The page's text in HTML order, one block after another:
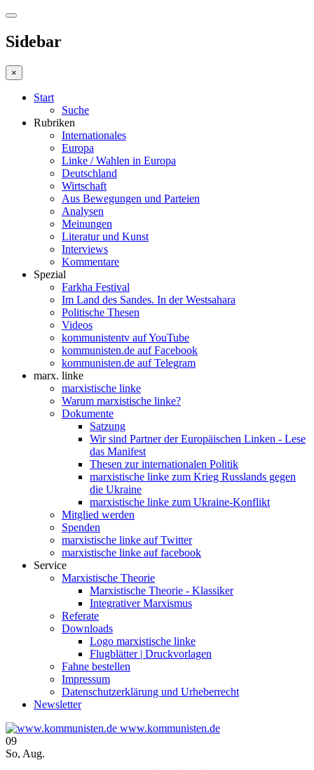
Sidebar
×
Start
Suche
Rubriken
Internationales
Europa
Linke / Wahlen in Europa
Deutschland
Wirtschaft
Aus Bewegungen und Parteien
Analysen
Meinungen
Literatur und Kunst
Interviews
Kommentare
Spezial
Farkha Festival
Im Land des Sandes. In der Westsahara
Politische Thesen
Videos
kommunistentv auf YouTube
kommunisten.de auf Facebook
kommunisten.de auf Telegram
marx. linke
marxistische linke
Warum marxistische linke?
Dokumente
Satzung
Wir sind Partner der Europäischen Linken - Lese
das Manifest
Thesen zur internationalen Politik
marxistische linke zum Krieg Russlands gegen
die Ukraine
marxistische linke zum Ukraine-Konflikt
Mitglied werden
Spenden
marxistische linke auf Twitter
marxistische linke auf facebook
Service
Marxistische Theorie
Marxistische Theorie - Klassiker
Integrativer Marxismus
Referate
Downloads
Logo marxistische linke
Flugblätter | Druckvorlagen
Fahne bestellen
Impressum
Datenschutzerklärung und Urheberrecht
Newsletter
www.kommunisten.de
09
So, Aug.